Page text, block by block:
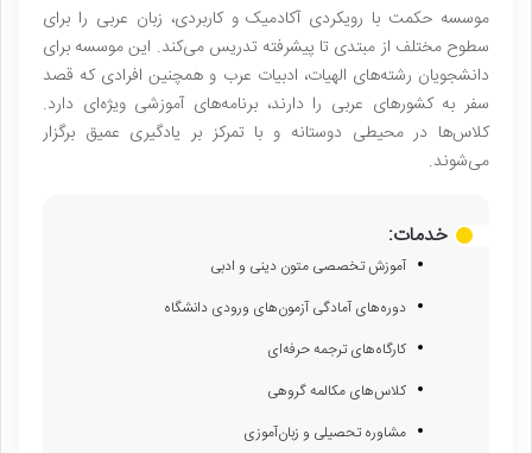
موسسه حکمت با رویکردی آکادمیک و کاربردی، زبان عربی را برای
سطوح مختلف از مبتدی تا پیشرفته تدریس می‌کند. این موسسه برای
دانشجویان رشته‌های الهیات، ادبیات عرب و همچنین افرادی که قصد
سفر به کشورهای عربی را دارند، برنامه‌های آموزشی ویژه‌ای دارد.
کلاس‌ها در محیطی دوستانه و با تمرکز بر یادگیری عمیق برگزار
می‌شوند.
خدمات:
آموزش تخصصی متون دینی و ادبی
دوره‌های آمادگی آزمون‌های ورودی دانشگاه
کارگاه‌های ترجمه حرفه‌ای
کلاس‌های مکالمه گروهی
مشاوره تحصیلی و زبان‌آموزی